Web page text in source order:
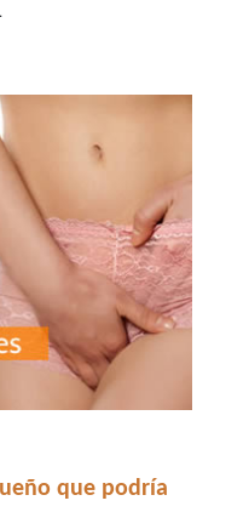
que podría